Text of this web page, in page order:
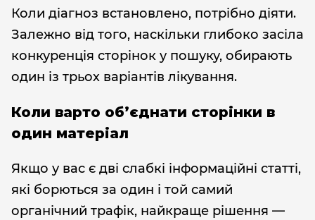
Коли діагноз встановлено, потрібно діяти.
Залежно від того, наскільки глибоко засіла
конкуренція сторінок у пошуку, обирають
один із трьох варіантів лікування.
Коли варто об’єднати сторінки в
один матеріал
Якщо у вас є дві слабкі інформаційні статті,
які борються за один і той самий
органічний трафік, найкраще рішення —